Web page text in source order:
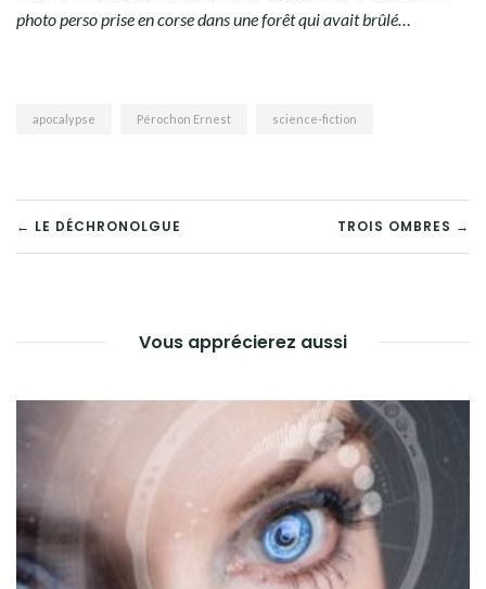
photo perso prise en corse dans une forêt qui avait brûlé…
apocalypse Pérochon Ernest science-fiction
NAVIGATION
← LE DÉCHRONOLGUE TROIS OMBRES →
Vous apprécierez aussi